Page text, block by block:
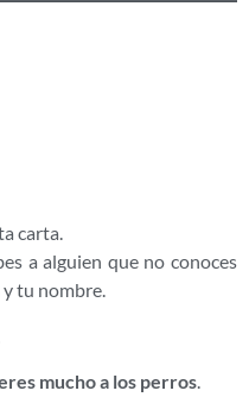
carta.
a alguien que no conoces
tu nombre.
mucho a los perros.